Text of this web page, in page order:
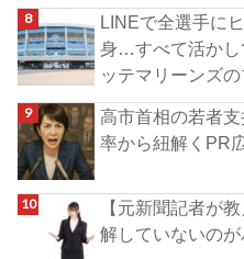
LINEで全選手に
身…すべて活かし
ッテマリーンズ
高市首相の若者
率から紐解くPR
【元新聞記者が
解していないの